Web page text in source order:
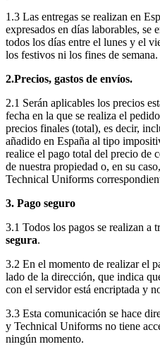
1.3 Las entregas se realizan en
expresados en días laborables, se
todos los días entre el lunes y el
los festivos ni los fines de semana.
2.Precios, gastos de envíos.
2.1 Serán aplicables los precios
fecha en la que se realiza el
precios finales (total), es decir,
añadido en España al tipo
realice el pago total del precio de
de nuestra propiedad o, en su
Technical Uniforms
3. Pago seguro
3.1 Todos los pagos se realizan a
segura.
3.2 En el momento de realizar el
lado de la dirección, que indica
con el servidor está encriptada y
3.3 Esta comunicación se hace
y Technical Uniforms no tiene
ningún momento.